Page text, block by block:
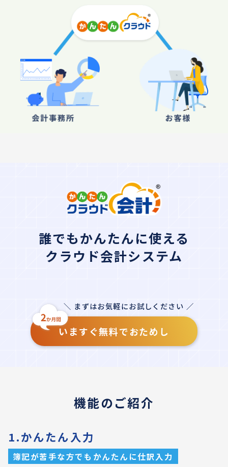
誰でもかんたんに使える
クラウド会計システム
＼ まずはお気軽にお試しください ／
いますぐ無料でおためし
機能のご紹介
1.かんたん入力
簿記が苦手な方でもかんたんに仕訳入力